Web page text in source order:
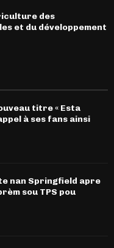
des
et du développement
titre « Esta
à ses fans ainsi
nan Springfield apre
sou TPS pou